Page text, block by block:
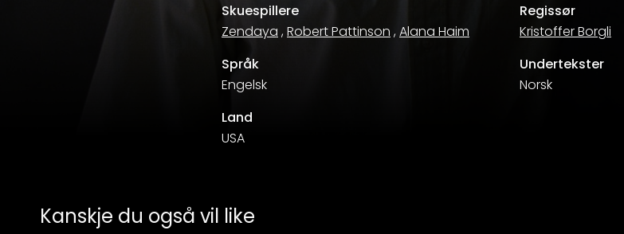
Skuespillere
Zendaya ,Robert Pattinson ,Alana Haim
Regissør
Kristoffer Borgli
Språk
Engelsk
Undertekster
Norsk
Land
USA
Kanskje du også vil like